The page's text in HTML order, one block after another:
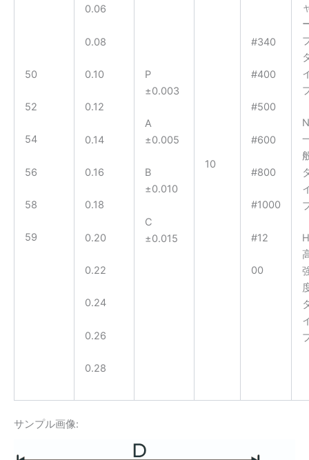
50
52
54
56
58
59
0.06
0.08
0.10
0.12
0.14
0.16
0.18
0.20
0.22
0.24
0.26
0.28
P
±0.003
A
±0.005
B
±0.010
C
±0.015
10
#340
#400
#500
#600
#800
#1000
#12
00
N
H
サンプル画像: